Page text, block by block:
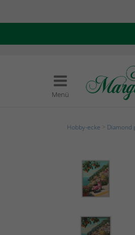
Menü
Hobby-ecke Diamond